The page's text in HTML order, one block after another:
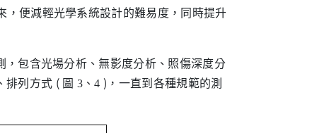
便減輕光學系統設計的難易度，同時提升
包含光場分析、無影度分析、照傷深度分
排列方式 ( 圖 3、4 )，一直到各種規範的測